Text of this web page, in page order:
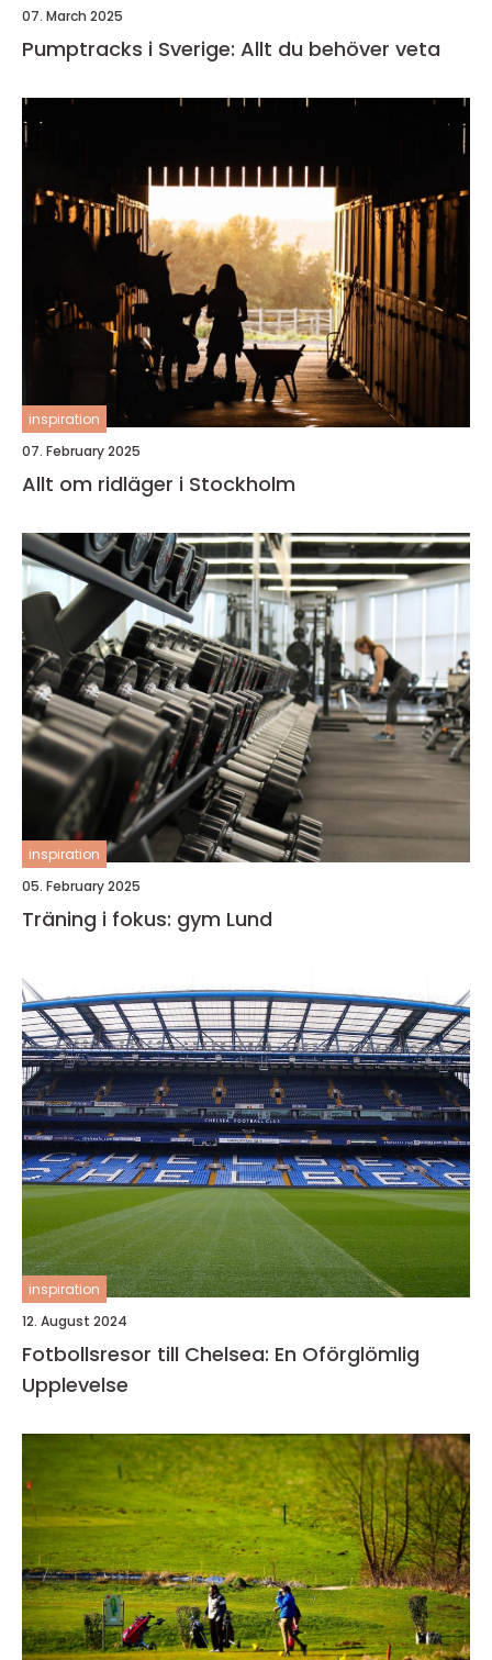
07. March 2025
Pumptracks i Sverige: Allt du behöver veta
inspiration
07. February 2025
Allt om ridläger i Stockholm
inspiration
05. February 2025
Träning i fokus: gym Lund
inspiration
12. August 2024
Fotbollsresor till Chelsea: En Oförglömlig
Upplevelse